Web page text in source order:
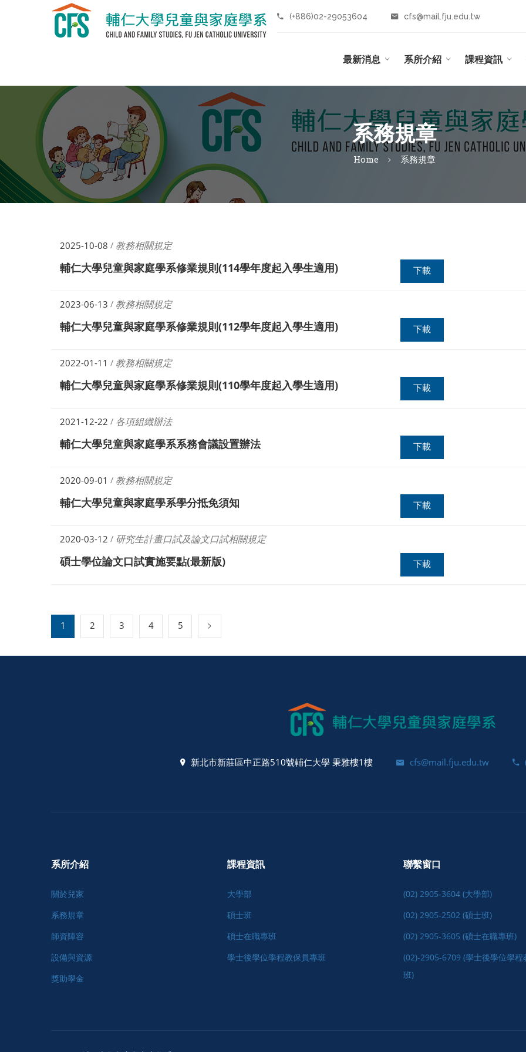
(+886)02-29053604 cfs@mail.fju.edu.tw
最新消息 系所介紹 課程資訊
系務規章
Home 系務規章
2025-10-08 / 教務相關規定
輔仁大學兒童與家庭學系修業規則(114學年度起入學生適用) 下載
2023-06-13 / 教務相關規定
輔仁大學兒童與家庭學系修業規則(112學年度起入學生適用) 下載
2022-01-11 / 教務相關規定
輔仁大學兒童與家庭學系修業規則(110學年度起入學生適用) 下載
2021-12-22 / 各項組織辦法
輔仁大學兒童與家庭學系系務會議設置辦法 下載
2020-09-01 / 教務相關規定
輔仁大學兒童與家庭學系學分抵免須知 下載
2020-03-12 / 研究生計畫口試及論文口試相關規定
碩士學位論文口試實施要點(最新版) 下載
1 2 3 4 5
新北市新莊區中正路510號輔仁大學 秉雅樓1樓 cfs@mail.fju.edu.tw
系所介紹
關於兒家
系務規章
師資陣容
設備與資源
獎助學金
課程資訊
大學部
碩士班
碩士在職專班
學士後學位學程教保員專班
聯繫窗口
(02) 2905-3604 (大學部)
(02) 2905-2502 (碩士班)
(02) 2905-3605 (碩士在職專班)
(02)-2905-6709 (學士後學位學程
班)